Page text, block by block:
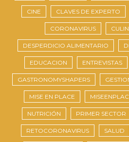
CINE CLAVES DE EXPERTO
CORONAVIRUS
DESPERDICIO ALIMENTARIO
EDUCACION ENTREVISTAS
GASTRONOMYSHAPERS
MISE EN PLACE
NUTRICIÓN PRIMER SECTOR
RETOCORONAVIRUS SALUD